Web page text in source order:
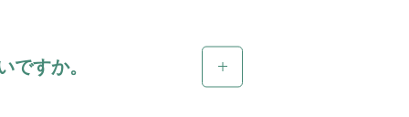
ですか。